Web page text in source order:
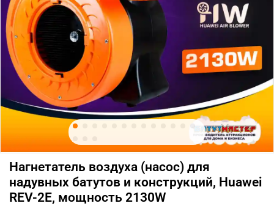
Нагнетатель воздуха (насос) для
надувных батутов и конструкций, Huawei
REV-2E, мощность 2130W